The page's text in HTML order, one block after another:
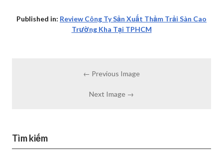
Published in: Review Công Ty Sản Xuất Thảm Trải Sàn Cao
Trường Kha Tại TPHCM
← Previous Image
Next Image →
Tìm kiếm